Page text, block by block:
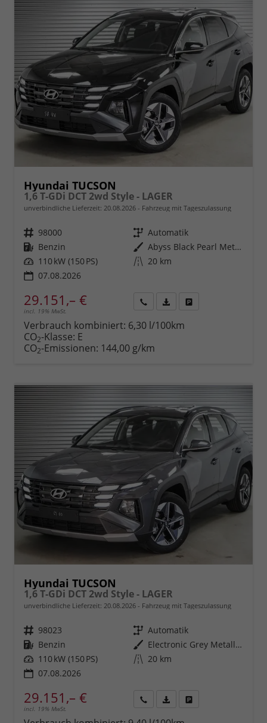
Hyundai TUCSON
1,6 T-GDi DCT 2wd Style - LAGER
unverbindliche Lieferzeit: 20.08.2026 Fahrzeug mit Tageszulassung
Fahrzeugnr. 98000 Getriebe Automatik
Kraftstoff Benzin Außenfarbe
Abyss Black Pearl Metallic ()
Leistung 110 kW (150 PS) Kilometerstand 20 km
07.08.2026
29.151,– €
incl. 19% MwSt.
anfordern
Datei,
Verbrauch kombiniert: 6,30 l/100km
CO2-Klasse: E
CO2-Emissionen: 144,00 g/km
Hyundai TUCSON
1,6 T-GDi DCT 2wd Style - LAGER
unverbindliche Lieferzeit: 20.08.2026 Fahrzeug mit Tageszulassung
Fahrzeugnr. 98023 Getriebe Automatik
Kraftstoff Benzin Außenfarbe
Electronic Grey Metallic ()
Leistung 110 kW (150 PS) Kilometerstand 20 km
07.08.2026
29.151,– €
incl. 19% MwSt.
anfordern
Datei,